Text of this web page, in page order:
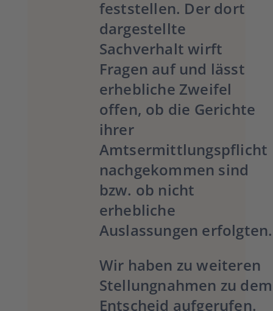
feststellen. Der dort
dargestellte
Sachverhalt wirft
Fragen auf und lässt
erhebliche Zweifel
offen, ob die Gerichte
ihrer
Amtsermittlungspflicht
nachgekommen sind
bzw. ob nicht
erhebliche
Auslassungen erfolgten.
Wir haben zu weiteren
Stellungnahmen zu dem
Entscheid aufgerufen.